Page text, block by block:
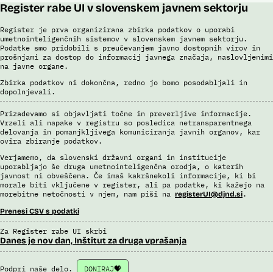
Register rabe UI v slovenskem javnem sektorju
Register je prva organizirana zbirka podatkov o uporabi
umetnointeligenčnih sistemov v slovenskem javnem sektorju.
Podatke smo pridobili s preučevanjem javno dostopnih virov in
prošnjami za dostop do informacij javnega značaja, naslovljenimi
na javne organe.
Zbirka podatkov ni dokončna, redno jo bomo posodabljali in
dopolnjevali.
Prizadevamo si objavljati točne in preverljive informacije.
Vrzeli ali napake v registru so posledica netransparentnega
delovanja in pomanjkljivega komuniciranja javnih organov, kar
ovira zbiranje podatkov.
Verjamemo, da slovenski državni organi in institucije
uporabljajo še druga umetnointeligenčna orodja, o katerih
javnost ni obveščena. Če imaš kakršnekoli informacije, ki bi
morale biti vključene v register, ali pa podatke, ki kažejo na
morebitne netočnosti v njem, nam piši na registerUI@djnd.si.
Prenesi CSV s podatki
Za Register rabe UI skrbi
Danes je nov dan, Inštitut za druga vprašanja
Podpri naše delo. DONIRAJ